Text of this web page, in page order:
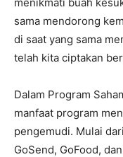
sama mendorong
di saat yang sama
telah kita ciptakan
Dalam Program
manfaat program
pengemudi. Mulai
GoSend, GoFood,